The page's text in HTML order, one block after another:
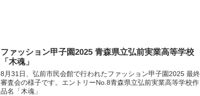
ファッション甲子園2025 青森県立弘前実業高等学校
「木魂」
8月31日、弘前市民会館で行われたファッション甲子園2025 最終
審査会の様子です。エントリーNo.8青森県立弘前実業高等学校作
品名「木魂」